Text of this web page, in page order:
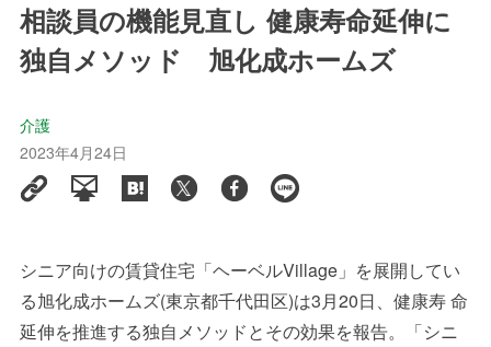
相談員の機能見直し 健康寿命延伸に
独自メソッド 旭化成ホームズ
介護
2023年4月24日
シニア向けの賃貸住宅「ヘーベルVillage」を展開してい
る旭化成ホームズ(東京都千代田区)は3月20日、健康寿 命
延伸を推進する独自メソッドとその効果を報告。「シニ